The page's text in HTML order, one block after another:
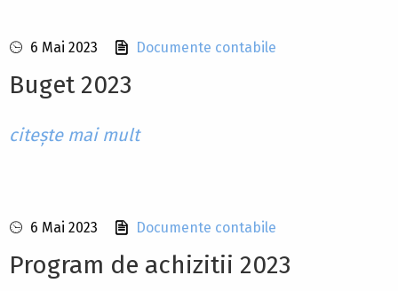
6 Mai 2023 Documente contabile
Buget 2023
citește mai mult
6 Mai 2023 Documente contabile
Program de achizitii 2023